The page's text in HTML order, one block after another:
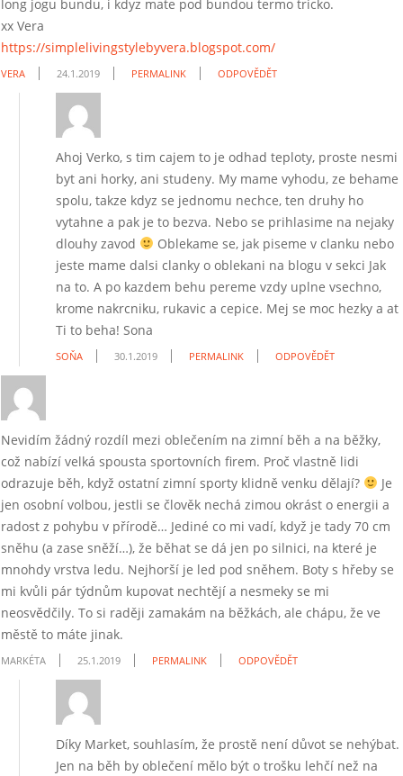
long jogu bundu, i kdyz mate pod bundou termo tricko.
xx Vera
https://simplelivingstylebyvera.blogspot.com/
VERA 24.1.2019 PERMALINK ODPOVĚDĚT
Ahoj Verko, s tim cajem to je odhad teploty, proste nesmi
byt ani horky, ani studeny. My mame vyhodu, ze behame
spolu, takze kdyz se jednomu nechce, ten druhy ho
vytahne a pak je to bezva. Nebo se prihlasime na nejaky
dlouhy zavod
Oblekame se, jak piseme v clanku nebo
jeste mame dalsi clanky o oblekani na blogu v sekci Jak
na to. A po kazdem behu pereme vzdy uplne vsechno,
krome nakrcniku, rukavic a cepice. Mej se moc hezky a at
Ti to beha! Sona
SOŇA 30.1.2019 PERMALINK ODPOVĚDĚT
Nevidím žádný rozdíl mezi oblečením na zimní běh a na běžky,
což nabízí velká spousta sportovních firem. Proč vlastně lidi
odrazuje běh, když ostatní zimní sporty klidně venku dělají?
Je
jen osobní volbou, jestli se člověk nechá zimou okrást o energii a
radost z pohybu v přírodě… Jediné co mi vadí, když je tady 70 cm
sněhu (a zase sněží…), že běhat se dá jen po silnici, na které je
mnohdy vrstva ledu. Nejhorší je led pod sněhem. Boty s hřeby se
mi kvůli pár týdnům kupovat nechtějí a nesmeky se mi
neosvědčily. To si raději zamakám na běžkách, ale chápu, že ve
městě to máte jinak.
MARKÉTA 25.1.2019 PERMALINK ODPOVĚDĚT
Díky Market, souhlasím, že prostě není důvot se nehýbat.
Jen na běh by oblečení mělo být o trošku lehčí než na